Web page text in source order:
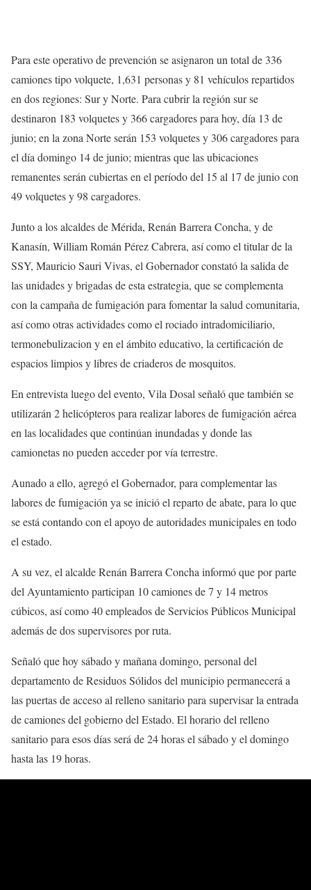
Para este operativo de prevención se asignaron un total de 336
camiones tipo volquete, 1,631 personas y 81 vehículos repartidos
en dos regiones: Sur y Norte. Para cubrir la región sur se
destinaron 183 volquetes y 366 cargadores para hoy, día 13 de
junio; en la zona Norte serán 153 volquetes y 306 cargadores para
el día domingo 14 de junio; mientras que las ubicaciones
remanentes serán cubiertas en el período del 15 al 17 de junio con
49 volquetes y 98 cargadores.
Junto a los alcaldes de Mérida, Renán Barrera Concha, y de
Kanasín, William Román Pérez Cabrera, así como el titular de la
SSY, Mauricio Sauri Vivas, el Gobernador constató la salida de
las unidades y brigadas de esta estrategia, que se complementa
con la campaña de fumigación para fomentar la salud comunitaria,
así como otras actividades como el rociado intradomiciliario,
termonebulizacion y en el ámbito educativo, la certificación de
espacios limpios y libres de criaderos de mosquitos.
En entrevista luego del evento, Vila Dosal señaló que también se
utilizarán 2 helicópteros para realizar labores de fumigación aérea
en las localidades que continúan inundadas y donde las
camionetas no pueden acceder por vía terrestre.
Aunado a ello, agregó el Gobernador, para complementar las
labores de fumigación ya se inició el reparto de abate, para lo que
se está contando con el apoyo de autoridades municipales en todo
el estado.
A su vez, el alcalde Renán Barrera Concha informó que por parte
del Ayuntamiento participan 10 camiones de 7 y 14 metros
cúbicos, así como 40 empleados de Servicios Públicos Municipal
además de dos supervisores por ruta.
Señaló que hoy sábado y mañana domingo, personal del
departamento de Residuos Sólidos del municipio permanecerá a
las puertas de acceso al relleno sanitario para supervisar la entrada
de camiones del gobierno del Estado. El horario del relleno
sanitario para esos días será de 24 horas el sábado y el domingo
hasta las 19 horas.